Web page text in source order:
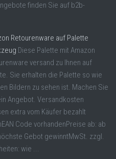
finden Sie auf b2b-
Retourenware auf Palette
Diese Palette mit Amazon
versand zu Ihnen auf
Sie erhalten die Palette so wie
Bildern zu sehen ist. Machen Sie
Angebot. Versandkosten
extra vom Käufer bezahlt
Code vorhandenPreise ab: ab
Gebot gewinntMwSt. zzgl.
wie ...